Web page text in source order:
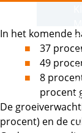
In het komende
37
49
8
procent
De
procent) en de